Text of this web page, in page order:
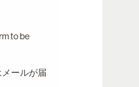
to be
ールが届